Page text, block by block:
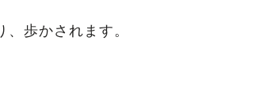
歩かされます。